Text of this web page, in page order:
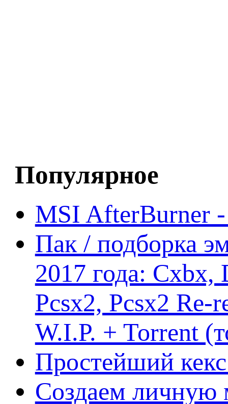
Популярное
MSI AfterBurner
Пак / подборка
2017 года:
Pcsx2, Pcsx2
W.I.P. + Torrent
Простейший кекс
Создаем личную